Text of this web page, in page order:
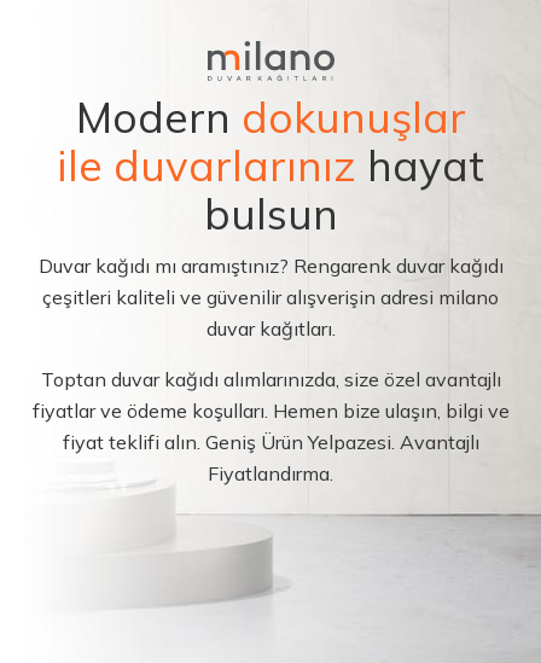
Modern dokunuşlar
ile duvarlarınız hayat
bulsun
Duvar kağıdı mı aramıştınız? Rengarenk duvar kağıdı
çeşitleri kaliteli ve güvenilir alışverişin adresi milano
duvar kağıtları.
Toptan duvar kağıdı alımlarınızda, size özel avantajlı
fiyatlar ve ödeme koşulları. Hemen bize ulaşın, bilgi ve
fiyat teklifi alın. Geniş Ürün Yelpazesi. Avantajlı
Fiyatlandırma.